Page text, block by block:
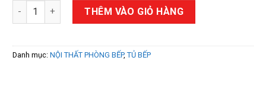
Thiết kế nội thất phòng bếp PB578 số lượng
THÊM VÀO GIỎ HÀNG
Danh mục: NỘI THẤT PHÒNG BẾP, TỦ BẾP